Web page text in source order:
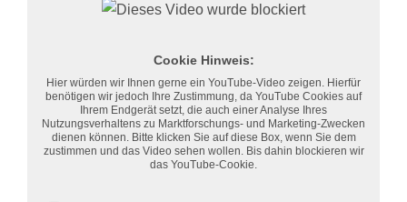
Cookie Hinweis:
Hier würden wir Ihnen gerne ein YouTube-Video zeigen. Hierfür
benötigen wir jedoch Ihre Zustimmung, da YouTube Cookies auf
Ihrem Endgerät setzt, die auch einer Analyse Ihres
Nutzungsverhaltens zu Marktforschungs- und Marketing-Zwecken
dienen können. Bitte klicken Sie auf diese Box, wenn Sie dem
zustimmen und das Video sehen wollen. Bis dahin blockieren wir
das YouTube-Cookie.